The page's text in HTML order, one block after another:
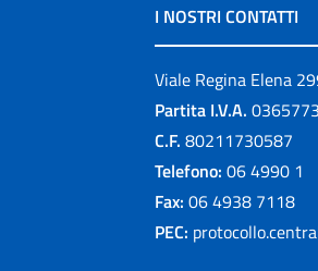
I NOSTRI CONTATTI
Viale Regina Elena
Partita I.V.A.
C.F. 80211730587
Telefono: 06 4990 1
Fax: 06 4938 7118
PEC: